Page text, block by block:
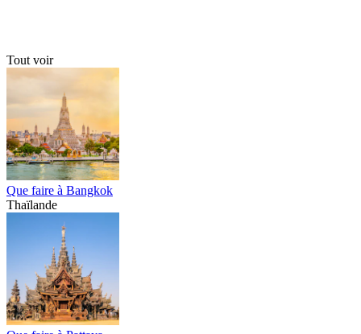
Tout voir
Que faire à Bangkok
Thaïlande